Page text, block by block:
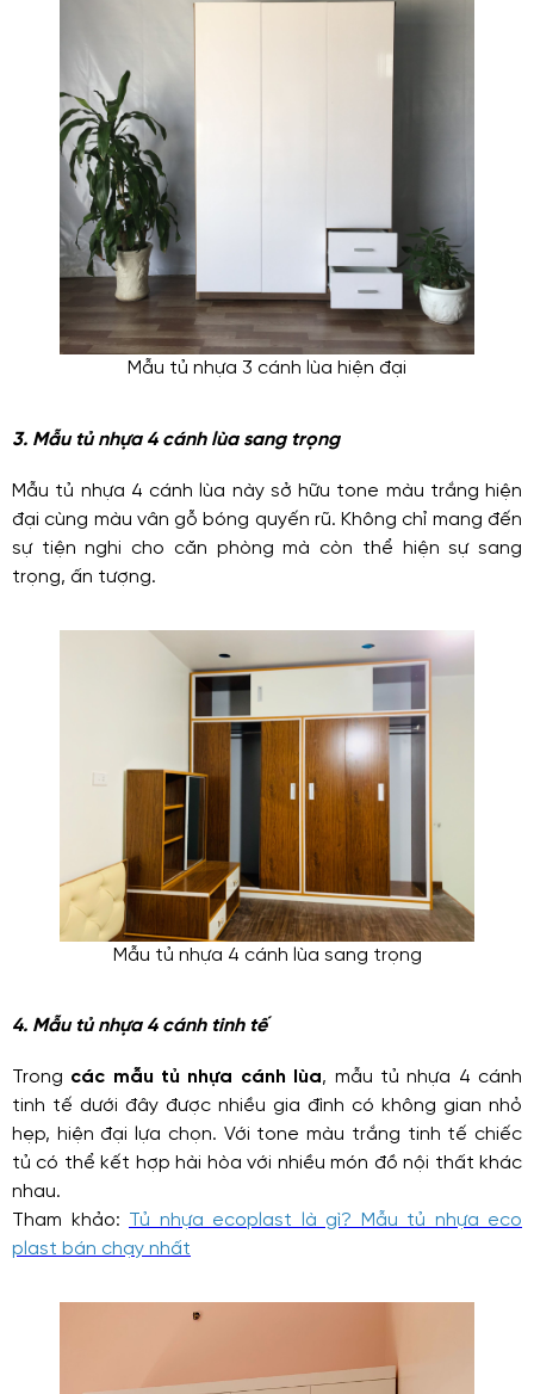
Mẫu tủ nhựa 3 cánh lùa hiện đại
3. Mẫu tủ nhựa 4 cánh lùa sang trọng
Mẫu tủ nhựa 4 cánh lùa này sở hữu tone màu trắng hiện
đại cùng màu vân gỗ bóng quyến rũ. Không chỉ mang đến
sự tiện nghi cho căn phòng mà còn thể hiện sự sang
trọng, ấn tượng.
Mẫu tủ nhựa 4 cánh lùa sang trọng
4. Mẫu tủ nhựa 4 cánh tinh tế
Trong các mẫu tủ nhựa cánh lùa, mẫu tủ nhựa 4 cánh
tinh tế dưới đây được nhiều gia đình có không gian nhỏ
hẹp, hiện đại lựa chọn. Với tone màu trắng tinh tế chiếc
tủ có thể kết hợp hài hòa với nhiều món đồ nội thất khác
nhau.
Tham khảo: Tủ nhựa ecoplast là gì? Mẫu tủ nhựa eco
plast bán chạy nhất